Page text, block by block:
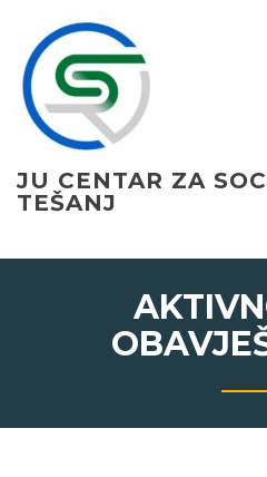
content
JU CENTAR ZA
TEŠANJ